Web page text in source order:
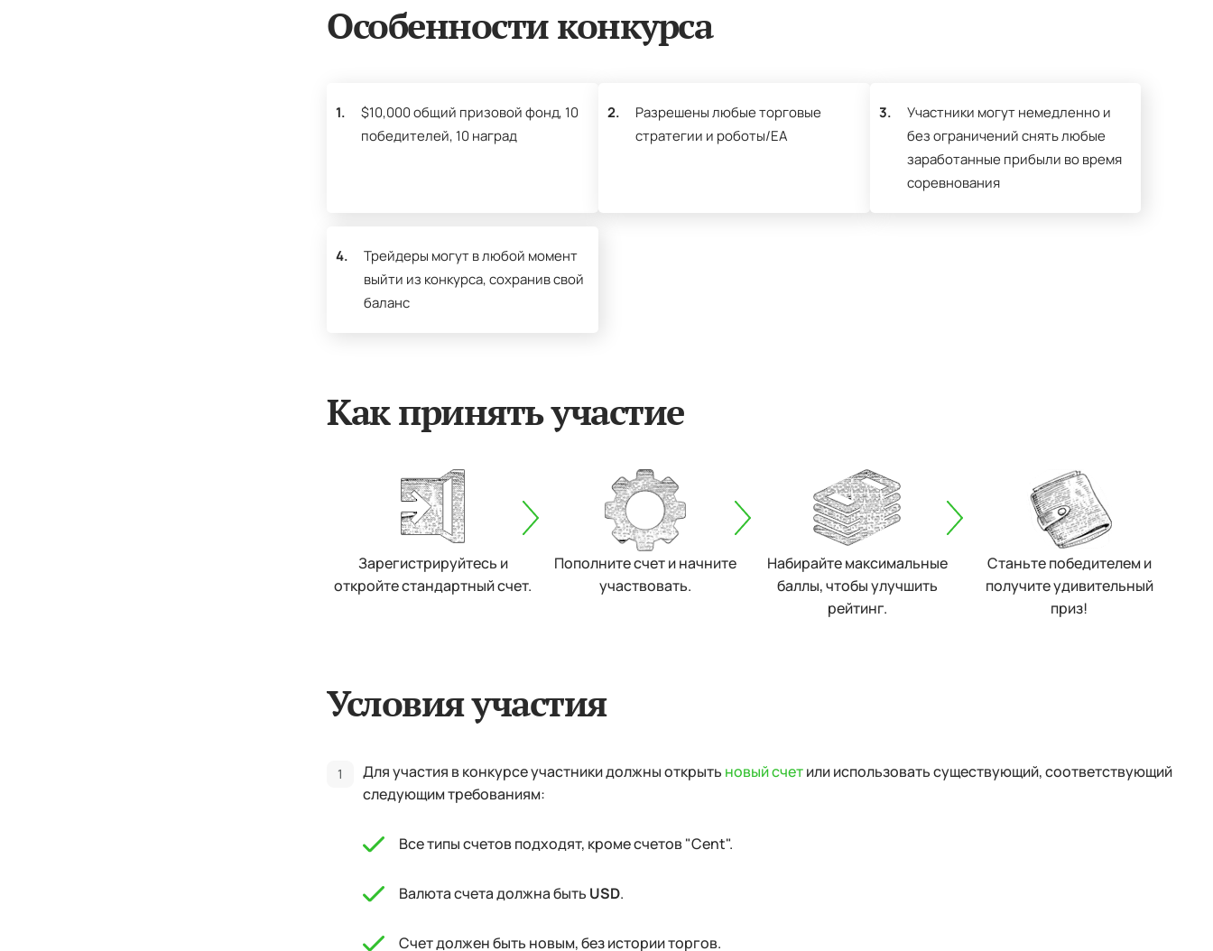
Особенности конкурса
1.
$10,000 общий призовой фонд, 10
победителей, 10 наград
2.
Разрешены любые торговые
стратегии и роботы/EA
3.
Участники могут немедленно и
без ограничений снять любые
заработанные прибыли во время
соревнования
4.
Трейдеры могут в любой момент
выйти из конкурса, сохранив свой
баланс
Как принять участие
Зарегистрируйтесь и
откройте стандартный счет.
Пополните счет и начните
участвовать.
Набирайте максимальные
баллы, чтобы улучшить
рейтинг.
Станьте победителем и
получите удивительный
приз!
Условия участия
Для участия в конкурсе участники должны открыть новый счетили использовать существующий, соответствующий
следующим требованиям:
Все типы счетов подходят, кроме счетов "Cent".
Валюта счета должна быть USD.
Счет должен быть новым, без истории торгов.